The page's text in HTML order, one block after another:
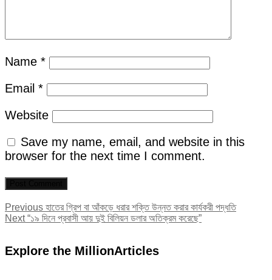
Name *
Email *
Website
Save my name, email, and website in this
browser for the next time I comment.
Post
navigation
Previous Previous
post:
হাতের গ্রিপ বা আঁকড়ে ধরার শক্তি উন্নত করার কার্যকরী পদ্ধতি
Next Next
“১৯ দিনে প্রবাসী আয় দুই বিলিয়ন ডলার অতিক্রম করেছে”
Explore the MillionArticles